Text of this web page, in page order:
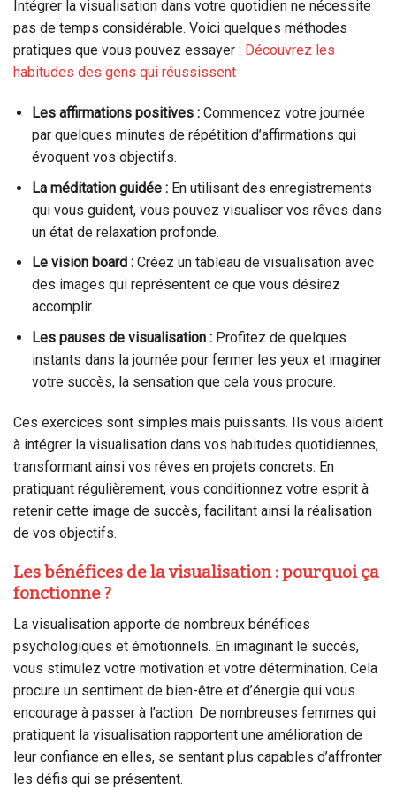
Intégrer la visualisation dans votre quotidien ne nécessite
pas de temps considérable. Voici quelques méthodes
pratiques que vous pouvez essayer : Découvrez les
habitudes des gens qui réussissent
Les affirmations positives :Commencez votre journée
par quelques minutes de répétition d’affirmations qui
évoquent vos objectifs.
La méditation guidée :En utilisant des enregistrements
qui vous guident, vous pouvez visualiser vos rêves dans
un état de relaxation profonde.
Le vision board :Créez un tableau de visualisation avec
des images qui représentent ce que vous désirez
accomplir.
Les pauses de visualisation :Profitez de quelques
instants dans la journée pour fermer les yeux et imaginer
votre succès, la sensation que cela vous procure.
Ces exercices sont simples mais puissants. Ils vous aident
à intégrer la visualisation dans vos habitudes quotidiennes,
transformant ainsi vos rêves en projets concrets. En
pratiquant régulièrement, vous conditionnez votre esprit à
retenir cette image de succès, facilitant ainsi la réalisation
de vos objectifs.
Les bénéfices de la visualisation : pourquoi ça
fonctionne ?
La visualisation apporte de nombreux bénéfices
psychologiques et émotionnels. En imaginant le succès,
vous stimulez votre motivation et votre détermination. Cela
procure un sentiment de bien-être et d’énergie qui vous
encourage à passer à l’action. De nombreuses femmes qui
pratiquent la visualisation rapportent une amélioration de
leur confiance en elles, se sentant plus capables d’affronter
les défis qui se présentent.